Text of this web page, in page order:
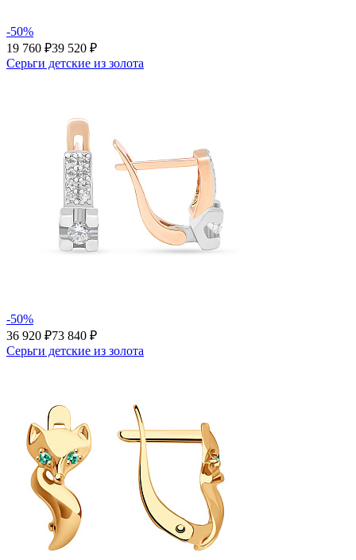
-50%
19 760 ₽39 520 ₽
Серьги детские из золота
-50%
36 920 ₽73 840 ₽
Серьги детские из золота